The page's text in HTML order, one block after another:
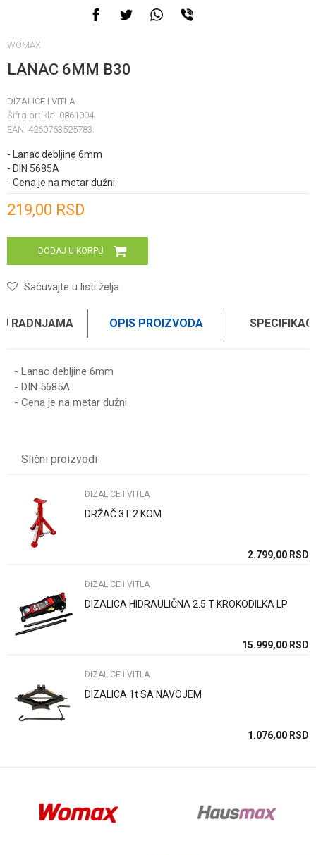
WOMAX
LANAC 6MM B30
DIZALICE I VITLA
Šifra artikla: 0861004
EAN: 4260763525783
- Lanac debljine 6mm
- DIN 5685A
- Cena je na metar dužni
219,00 RSD
DODAJ U KORPU
Sačuvajte u listi želja
RADNJAMA OPIS PROIZVODA
- Lanac debljine 6mm
- DIN 5685A
- Cena je na metar dužni
Poruka
Anti-spam zaštita - izračunajte koliko je 2 + 3 :
POŠALJI
Slični proizvodi
DIZALICE I VITLA
DRŽAČ 3T 2 KOM
2.799,00 RSD
DIZALICE I VITLA
DIZALICA HIDRAULIČNA 2.5 T KROKODILKA LP
15.999,00 RSD
DIZALICE I VITLA
DIZALICA 1t SA NAVOJEM
1.076,00 RSD